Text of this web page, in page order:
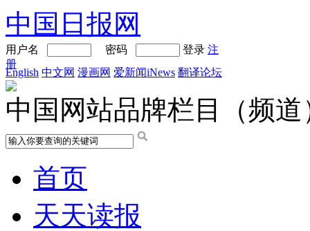
中国日报网
用户名 密码 登录 注
册
English 中文网 漫画网 爱新闻iNews 翻译论坛
中国网站品牌栏目（频道
首页
天天读报